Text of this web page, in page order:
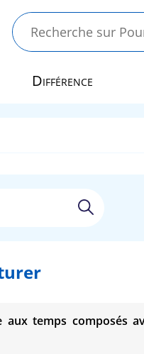
Différence
temps composés